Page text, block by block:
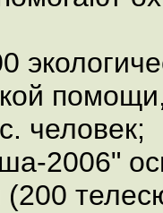
человек;
2006"
(200